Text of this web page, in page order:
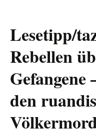
Lesetipp/
Rebellen
den